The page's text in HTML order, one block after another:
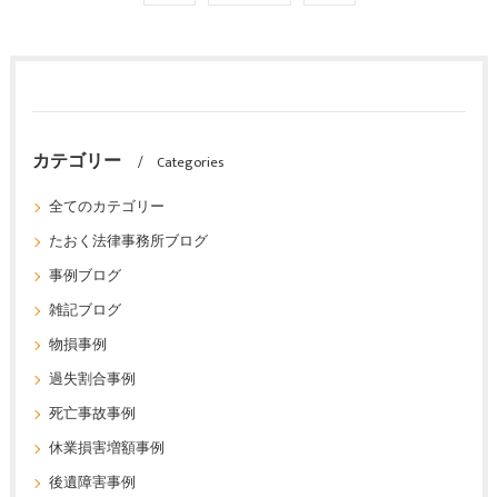
カテゴリー
Categories
全てのカテゴリー
たおく法律事務所ブログ
事例ブログ
雑記ブログ
物損事例
過失割合事例
死亡事故事例
休業損害増額事例
後遺障害事例